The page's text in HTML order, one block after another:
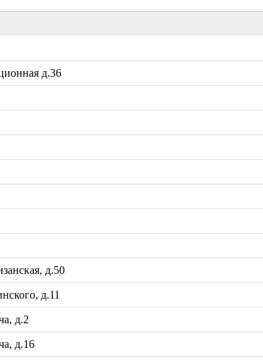
д.36
д.50
д.11
д.2
д.16